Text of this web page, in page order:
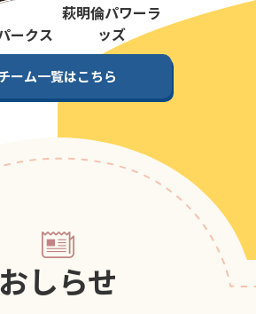
ポップアスリートカップ
ポップアスリートカップ
ポップアスリートカップ
ポップアスリートカップ
ポップアスリートカップ
ークス
萩明倫パワーラ
ッズ
ーム一覧はこちら
おしらせ